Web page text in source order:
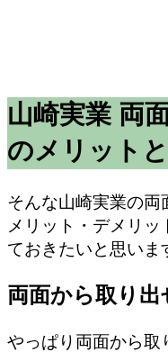
山崎実業 両
のメリット
そんな山崎実業の両
メリット・デメリ
ておきたいと思いま
両面から取り出
やっぱり両面から取